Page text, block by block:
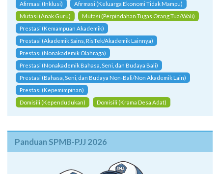
Afirmasi (Inklusi)
Afirmasi (Keluarga Ekonomi Tidak Mampu)
Mutasi (Anak Guru)
Mutasi (Perpindahan Tugas Orang Tua/Wali)
Prestasi (Kemampuan Akademik)
Prestasi (Akademik Sains, RisTek/Akademik Lainnya)
Prestasi (Nonakademik Olahraga)
Prestasi (Nonakademik Bahasa, Seni, dan Budaya Bali)
Prestasi (Bahasa, Seni, dan Budaya Non-Bali/Non Akademik Lain)
Prestasi (Kepemimpinan)
Domisili (Kependudukan)
Domisili (Krama Desa Adat)
Panduan SPMB-PJJ 2026